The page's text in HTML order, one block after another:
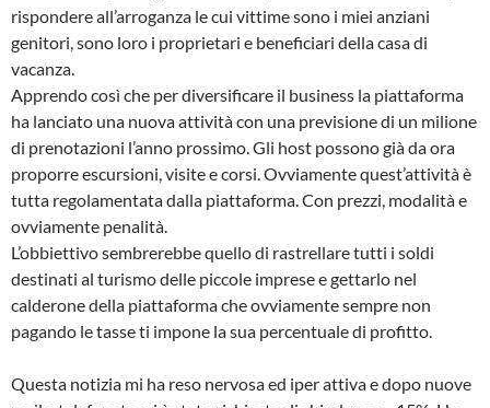
rispondere all’arroganza le cui vittime sono i miei anziani
genitori, sono loro i proprietari e beneficiari della casa di
vacanza.
Apprendo così che per diversificare il business la piattaforma
ha lanciato una nuova attività con una previsione di un milione
di prenotazioni l’anno prossimo. Gli host possono già da ora
proporre escursioni, visite e corsi. Ovviamente quest’attività è
tutta regolamentata dalla piattaforma. Con prezzi, modalità e
ovviamente penalità.
L’obbiettivo sembrerebbe quello di rastrellare tutti i soldi
destinati al turismo delle piccole imprese e gettarlo nel
calderone della piattaforma che ovviamente sempre non
pagando le tasse ti impone la sua percentuale di profitto.
Questa notizia mi ha reso nervosa ed iper attiva e dopo nuove